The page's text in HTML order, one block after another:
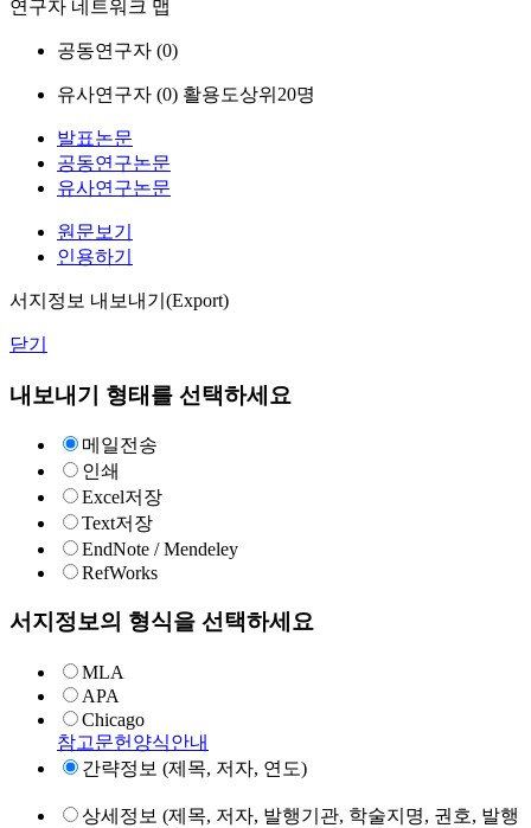
연구자 네트워크 맵
공동연구자 (0)
유사연구자 (0) 활용도상위20명
발표논문
공동연구논문
유사연구논문
원문보기
인용하기
서지정보 내보내기(Export)
닫기
내보내기 형태를 선택하세요
메일전송
인쇄
Excel저장
Text저장
EndNote / Mendeley
RefWorks
서지정보의 형식을 선택하세요
MLA
APA
Chicago
참고문헌양식안내
간략정보 (제목, 저자, 연도)
상세정보 (제목, 저자, 발행기관, 학술지명, 권호, 발행